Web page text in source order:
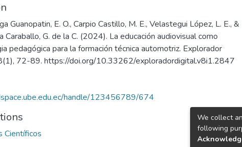
Guanopatin, E. O., Carpio Castillo, M. E., Velastegui López, L. E., &
Caraballo, G. de la C. (2024). La educación audiovisual como
pedagógica para la formación técnica automotriz. Explorador
72-89. https://doi.org/10.33262/exploradordigital.v8i1.2847
handle/123456789/674
Científicos
We collect
following